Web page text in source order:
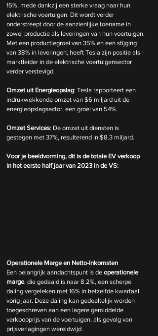
15%, mede dankzij een sterke vraag naar hun
elektrische voertuigen. Dit wordt verder
onderstreept door de aanzienlijke toename in
zowel productie als leveringen van hun voertuigen.
Met een productiegroei van 35% en een stijging
van 38% in leveringen, heeft Tesla zijn positie als
marktleider in de elektrische voertuigensector
verder verstevigd.
Omzet uit Energieopslag: Tesla rapporteert een
indrukwekkende omzet van $6 miljard uit de
energieopslagsector, een groei van 54%.
Omzet Services: De omzet uit diensten is
gestegen met 37%, resulterend in $8.3 miljard.
Voor je beeldvorming, dit is de totale EV verkoop
in het eerste half jaar van 2023 in de VS:
Operationele Marge en Netto-Inkomsten
Een belangrijk aandachtspunt is de operationele
marge, die gedaald is naar 8.2%, een scherpe
daling vergeleken met 16% in hetzelfde kwartaal
vorig jaar. Deze daling kan gedeeltelijk worden
toegeschreven aan een lagere gemiddelde
verkoopprijs van de voertuigen, als gevolg van
prijsverlagingen wereldwijd.